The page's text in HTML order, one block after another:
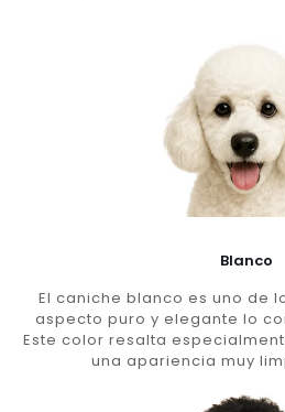
Blanco
El caniche blanco es uno de
aspecto puro y elegante lo
Este color resalta
una apariencia muy